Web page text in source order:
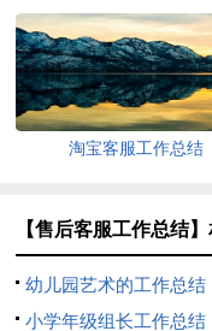
淘宝客服工作总结
【售后客服工作总结
幼儿园艺术的工作总结
小学年级组长工作总结